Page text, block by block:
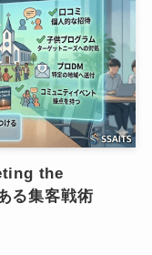
the
る集客戦術